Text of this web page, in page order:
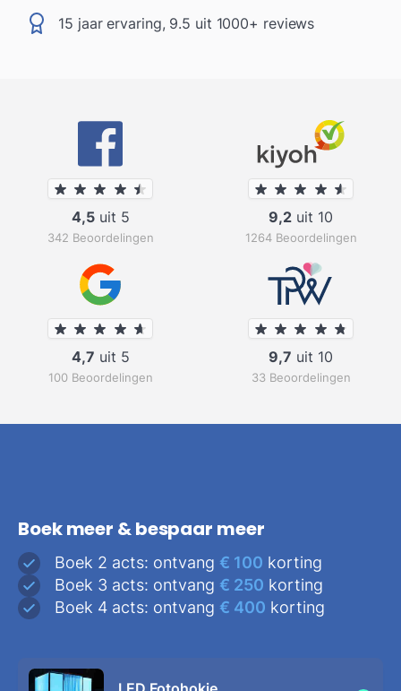
15 jaar ervaring, 9.5 uit 1000+ reviews
4,5uit 5
342 Beoordelingen
9,2 uit 10
1264 Beoordelingen
4,7 uit 5
100 Beoordelingen
9,7 uit 10
33 Beoordelingen
Boek meer & bespaar meer
Boek 2 acts: ontvang € 100 korting
Boek 3 acts: ontvang € 250 korting
Boek 4 acts: ontvang € 400 korting